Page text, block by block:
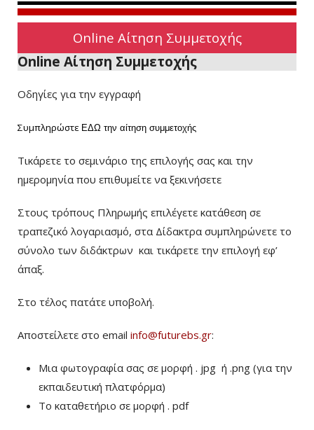
Online Αίτηση Συμμετοχής
Online Αίτηση Συμμετοχής
Οδηγίες για την εγγραφή
Συμπληρώστε ΕΔΩ την αίτηση συμμετοχής
Τικάρετε το σεμινάριο της επιλογής σας και την
ημερομηνία που επιθυμείτε να ξεκινήσετε
Στους τρόπους Πληρωμής επιλέγετε κατάθεση σε
τραπεζικό λογαριασμό, στα Δίδακτρα συμπληρώνετε το
σύνολο των διδάκτρων και τικάρετε την επιλογή εφ’
άπαξ.
Στο τέλος πατάτε υποβολή.
Αποστείλετε στο email info@futurebs.gr:
Μια φωτογραφία σας σε μορφή . jpg ή .png (για την
εκπαιδευτική πλατφόρμα)
To καταθετήριο σε μορφή . pdf